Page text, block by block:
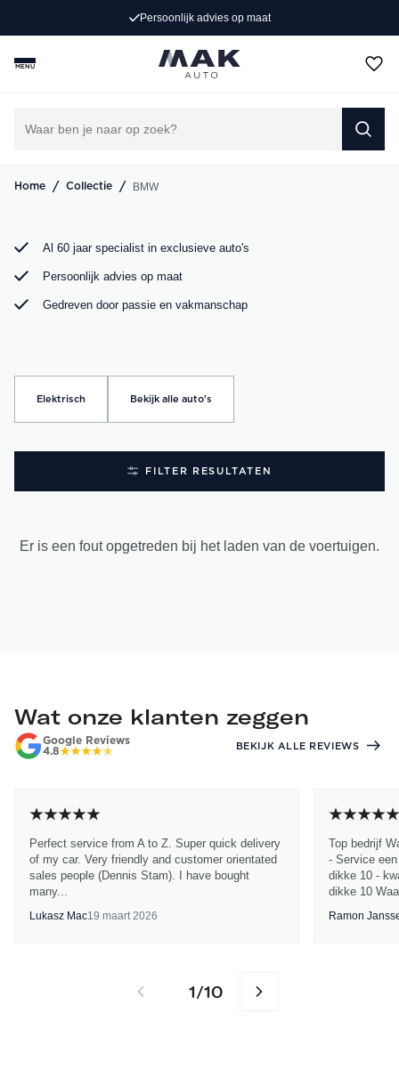
Persoonlijk advies op maat
MENU
Home / Collectie / BMW
Rijd weg in jouw droom-BMW. Bij MAK Auto vind je een
exclusief aanbod BMW occasions, van de sportieve BMW
3 Serie tot de ruime BMW X5. Bekijk ons aanbod online of
Al 60 jaar specialist in exclusieve auto's
Persoonlijk advies op maat
Gedreven door passie en vakmanschap
Elektrisch Bekijk alle auto's
FILTER RESULTATEN
Er is een fout opgetreden bij het laden van de voertuigen.
Wat onze klanten zeggen
Google Reviews
4.8
BEKIJK ALLE REVIEWS
Perfect service from A to Z. Super quick delivery
of my car. Very friendly and customer orientated
sales people (Dennis Stam). I have bought
many...
Lukasz Mac19 maart 2026
Top bedrijf
- Service
dikke 10 -
dikke 10
Ramon
1/10